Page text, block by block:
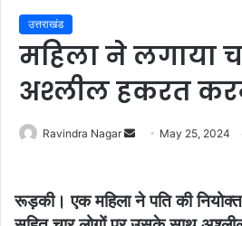
उत्तराखंड
महिला ने लगाया
अश्लील हकरत
Ravindra Nagar
Send May 25, 2024
रूड़की। एक महिला ने पति की